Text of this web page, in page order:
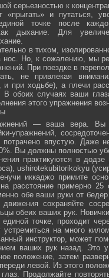
серьезностью к
«прыгать» и путаться,
точке после
дыхание. Для
в тихом,
нос. Но, к сожалению, мы
При поездке в
не привлекая
и при ходьбе), а плечи
В обоих случаях ваши
этого упражнения
— ваша вера. Вы
упражнений,
потрачено впустую. Даже
Вы должны полностью
практикуются в
ushiro­tekubitori­kokyu
иккаджо примите
расстояние примерно
обе ваши руки от
сохраняйте
обеих ваших рук.
единой точке, проходит
устремиться на много
инструктор, может
ваших рук назад. Это
положение, затем
левой. Из этого
Продолжайте